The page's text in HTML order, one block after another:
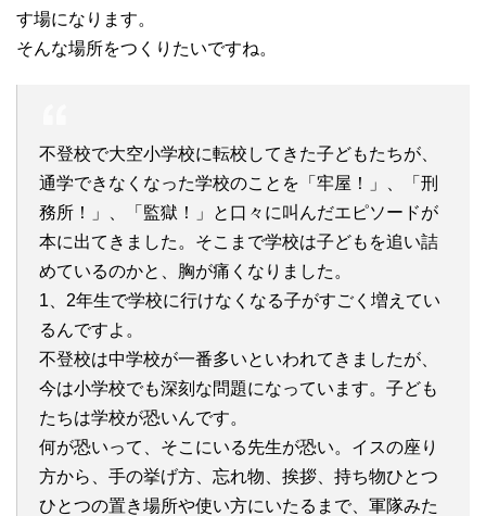
す場になります。
そんな場所をつくりたいですね。
不登校で大空小学校に転校してきた子どもたちが、
通学できなくなった学校のことを「牢屋！」、「刑
務所！」、「監獄！」と口々に叫んだエピソードが
本に出てきました。そこまで学校は子どもを追い詰
めているのかと、胸が痛くなりました。
1、2年生で学校に行けなくなる子がすごく増えてい
るんですよ。
不登校は中学校が一番多いといわれてきましたが、
今は小学校でも深刻な問題になっています。子ども
たちは学校が恐いんです。
何が恐いって、そこにいる先生が恐い。イスの座り
方から、手の挙げ方、忘れ物、挨拶、持ち物ひとつ
ひとつの置き場所や使い方にいたるまで、軍隊みた